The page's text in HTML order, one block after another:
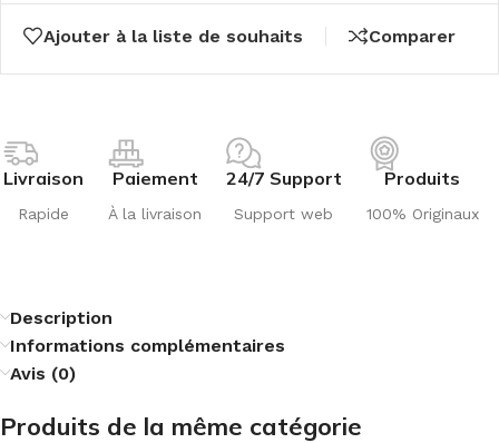
Ajouter à la liste de souhaits Comparer
Livraison
Rapide
Paiement
À la livraison
24/7 Support
Support web
Produits
100% Originaux
Description
Informations complémentaires
Avis (0)
Produits de la même catégorie